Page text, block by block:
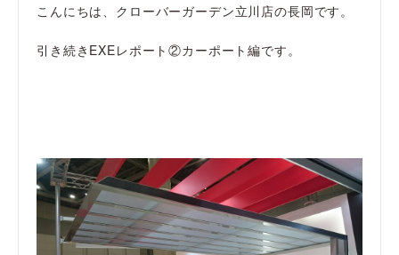
こんにちは、クローバーガーデン立川店の長岡です。
引き続きEXEレポート②カーポート編です。